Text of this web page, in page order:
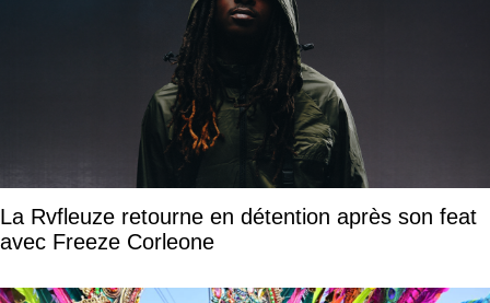
La Rvfleuze retourne en détention après son feat
avec Freeze Corleone